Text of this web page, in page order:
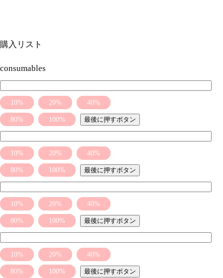
購入リスト
consumables
10% 20% 40%
80% 100% 最後に押すボタン
10% 20% 40%
80% 100% 最後に押すボタン
10% 20% 40%
80% 100% 最後に押すボタン
10% 20% 40%
80% 100% 最後に押すボタン